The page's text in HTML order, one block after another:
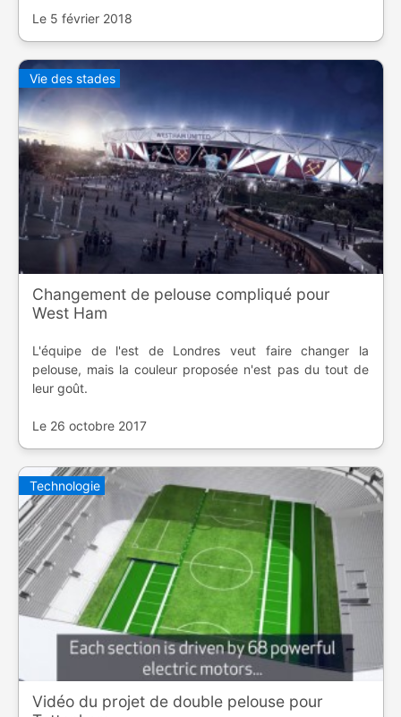
Le 5 février 2018
Vie des stades
Changement de pelouse compliqué pour
West Ham
L'équipe de l'est de Londres veut faire changer la
pelouse, mais la couleur proposée n'est pas du tout de
leur goût.
Le 26 octobre 2017
Technologie
Vidéo du projet de double pelouse pour